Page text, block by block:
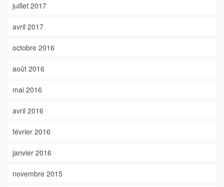
juillet 2017
avril 2017
octobre 2016
août 2016
mai 2016
avril 2016
février 2016
janvier 2016
novembre 2015